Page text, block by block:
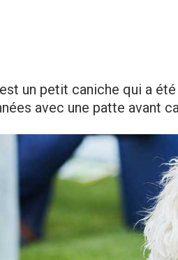
un petit caniche qui a
avec une patte avant